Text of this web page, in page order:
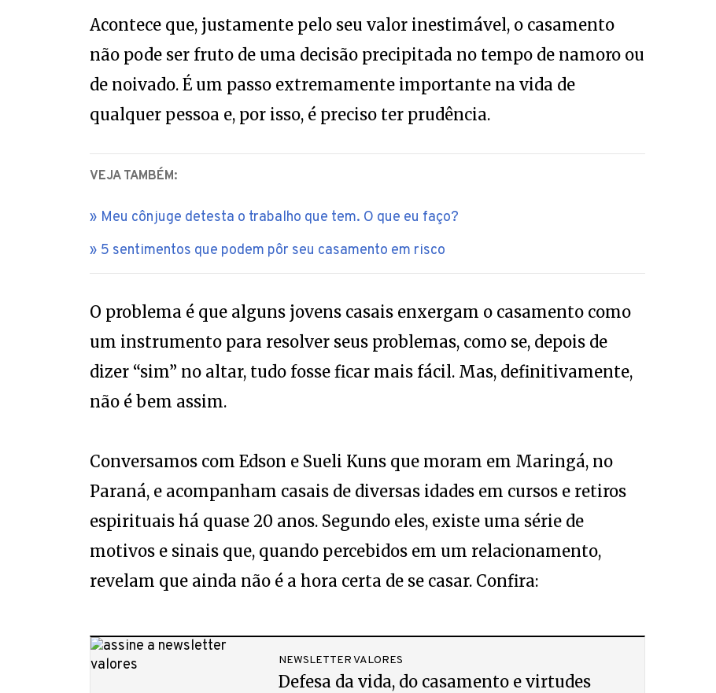
Acontece que, justamente pelo seu valor inestimável, o casamento
não pode ser fruto de uma decisão precipitada no tempo de namoro ou
de noivado. É um passo extremamente importante na vida de
qualquer pessoa e, por isso, é preciso ter prudência.
VEJA TAMBÉM:
Meu cônjuge detesta o trabalho que tem. O que eu faço?
5 sentimentos que podem pôr seu casamento em risco
O problema é que alguns jovens casais enxergam o casamento como
um instrumento para resolver seus problemas, como se, depois de
dizer “sim” no altar, tudo fosse ficar mais fácil. Mas, definitivamente,
não é bem assim.
Conversamos com Edson e Sueli Kuns que moram em Maringá, no
Paraná, e acompanham casais de diversas idades em cursos e retiros
espirituais há quase 20 anos. Segundo eles, existe uma série de
motivos e sinais que, quando percebidos em um relacionamento,
revelam que ainda não é a hora certa de se casar. Confira:
NEWSLETTER VALORES
Defesa da vida, do casamento e virtudes